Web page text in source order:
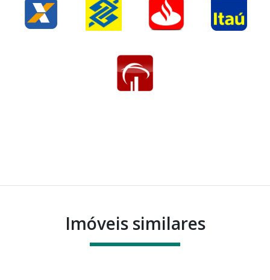
Imóveis similares